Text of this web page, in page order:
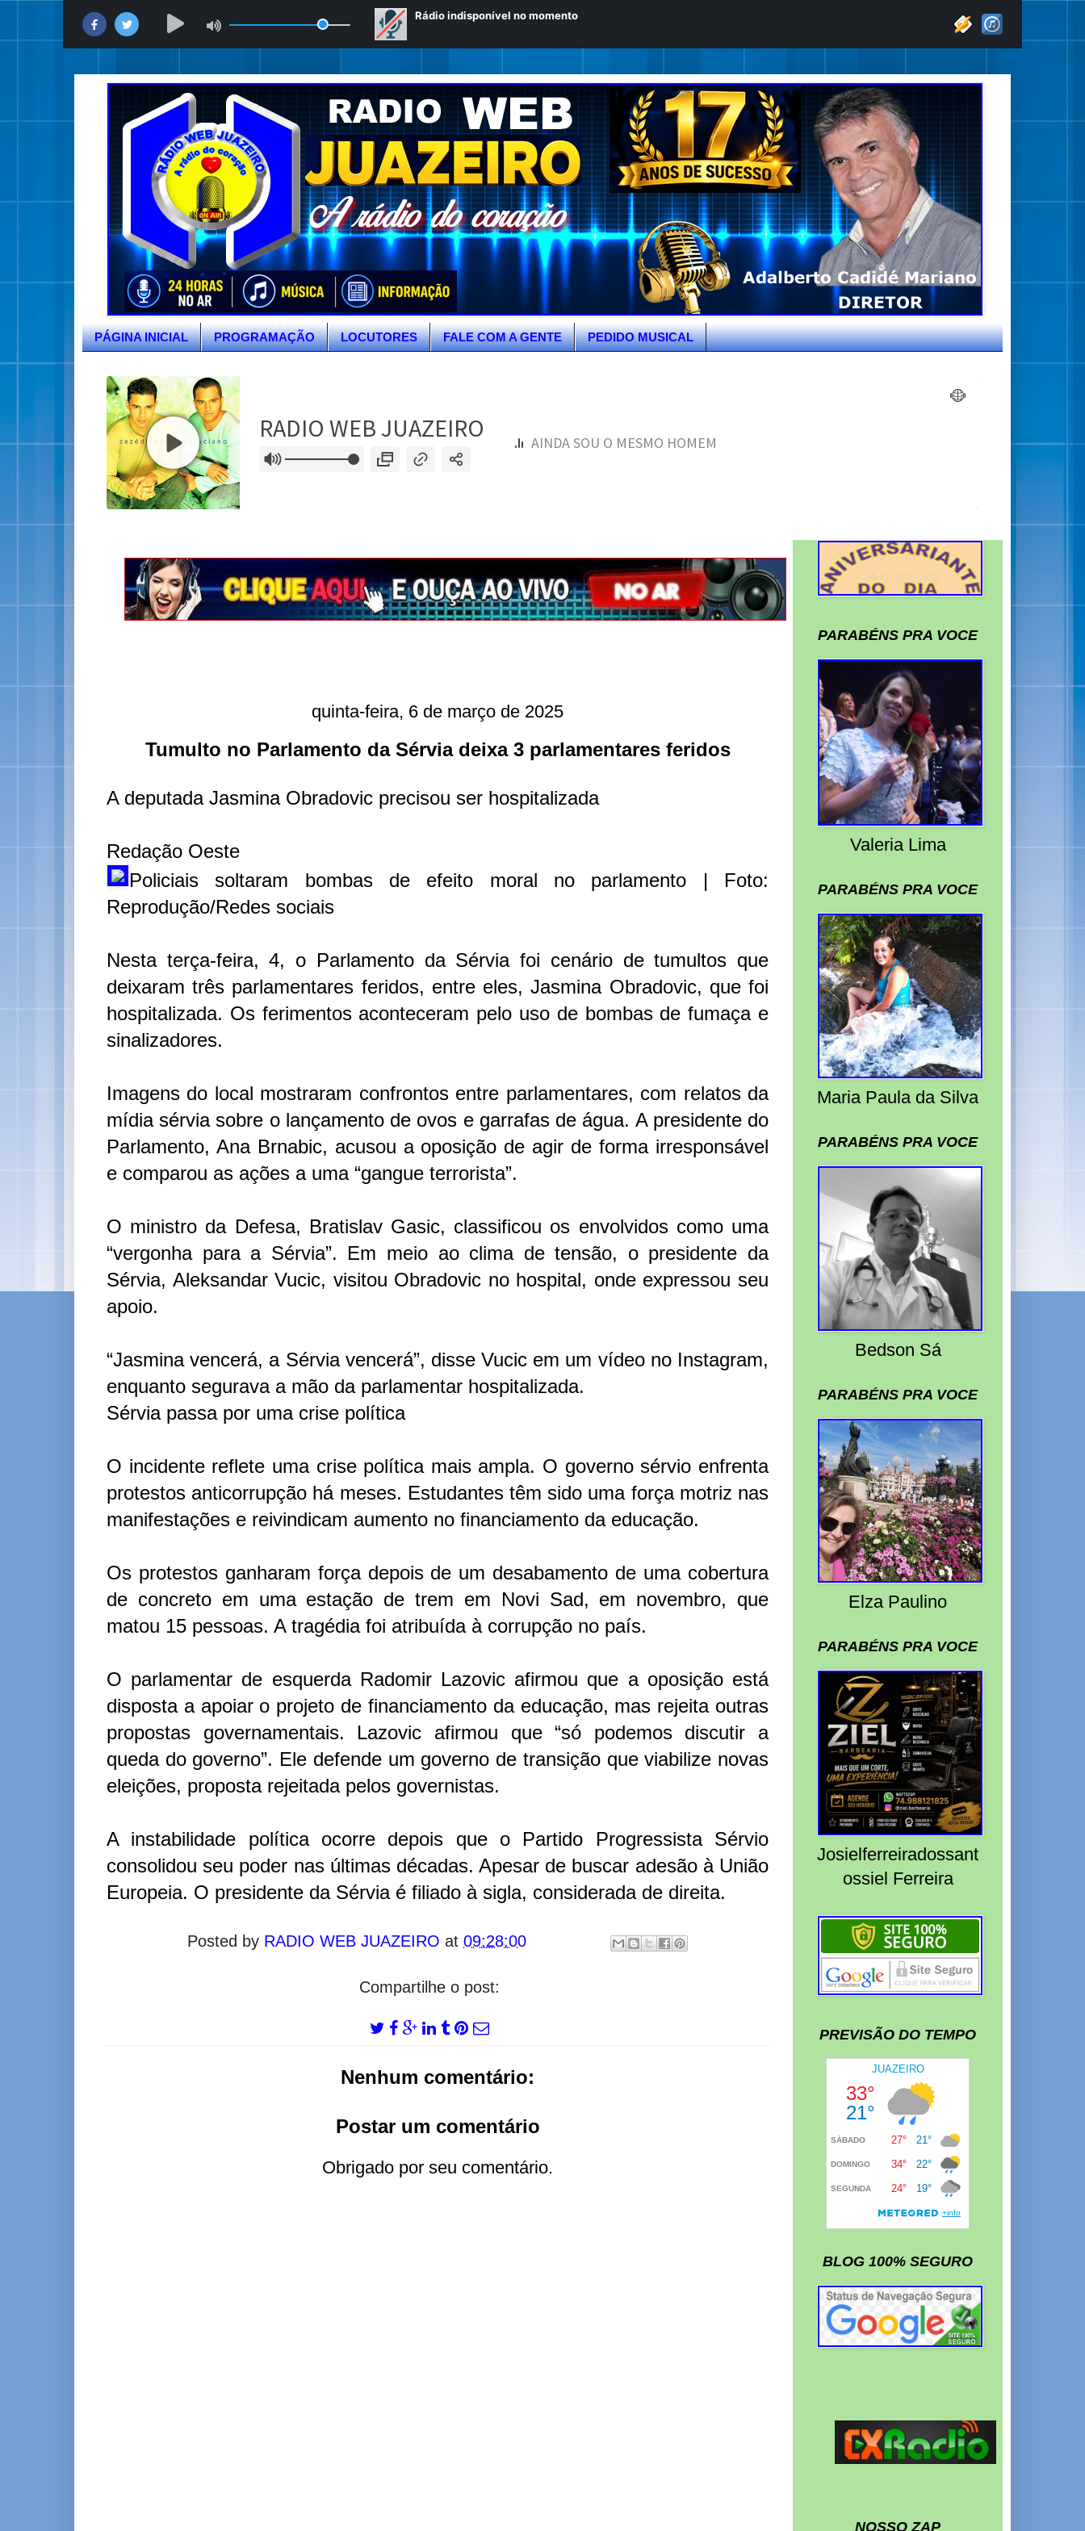
PÁGINA INICIAL PROGRAMAÇÃO LOCUTORES FALE COM A GENTE PEDIDO MUSICAL
quinta-feira, 6 de março de 2025
Tumulto no Parlamento da Sérvia deixa 3 parlamentares feridos
A deputada Jasmina Obradovic precisou ser hospitalizada
Redação Oeste
Policiais soltaram bombas de efeito moral no parlamento | Foto:
Reprodução/Redes sociais
Nesta terça-feira, 4, o Parlamento da Sérvia foi cenário de tumultos que
deixaram três parlamentares feridos, entre eles, Jasmina Obradovic, que foi
hospitalizada. Os ferimentos aconteceram pelo uso de bombas de fumaça e
sinalizadores.
Imagens do local mostraram confrontos entre parlamentares, com relatos da
mídia sérvia sobre o lançamento de ovos e garrafas de água. A presidente do
Parlamento, Ana Brnabic, acusou a oposição de agir de forma irresponsável
e comparou as ações a uma “gangue terrorista”.
O ministro da Defesa, Bratislav Gasic, classificou os envolvidos como uma
“vergonha para a Sérvia”. Em meio ao clima de tensão, o presidente da
Sérvia, Aleksandar Vucic, visitou Obradovic no hospital, onde expressou seu
apoio.
“Jasmina vencerá, a Sérvia vencerá”, disse Vucic em um vídeo no Instagram,
enquanto segurava a mão da parlamentar hospitalizada.
Sérvia passa por uma crise política
O incidente reflete uma crise política mais ampla. O governo sérvio enfrenta
protestos anticorrupção há meses. Estudantes têm sido uma força motriz nas
manifestações e reivindicam aumento no financiamento da educação.
Os protestos ganharam força depois de um desabamento de uma cobertura
de concreto em uma estação de trem em Novi Sad, em novembro, que
matou 15 pessoas. A tragédia foi atribuída à corrupção no país.
O parlamentar de esquerda Radomir Lazovic afirmou que a oposição está
disposta a apoiar o projeto de financiamento da educação, mas rejeita outras
propostas governamentais. Lazovic afirmou que “só podemos discutir a
queda do governo”. Ele defende um governo de transição que viabilize novas
eleições, proposta rejeitada pelos governistas.
A instabilidade política ocorre depois que o Partido Progressista Sérvio
consolidou seu poder nas últimas décadas. Apesar de buscar adesão à União
Europeia. O presidente da Sérvia é filiado à sigla, considerada de direita.
Posted by RADIO WEB JUAZEIRO at 09:28:00
Compartilhe o post:
Nenhum comentário:
Postar um comentário
Obrigado por seu comentário.
PARABÉNS PRA VOCE
Valeria Lima
PARABÉNS PRA VOCE
Maria Paula da Silva
PARABÉNS PRA VOCE
Bedson Sá
PARABÉNS PRA VOCE
Elza Paulino
PARABÉNS PRA VOCE
Josielferreiradossant
ossiel Ferreira
PREVISÃO DO TEMPO
BLOG 100% SEGURO
NOSSO ZAP